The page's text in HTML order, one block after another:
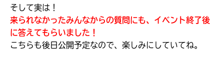
そして実は！
来られなかったみんなからの質問にも、イベント終了後
に答えてもらいました！
こちらも後日公開予定なので、楽しみにしていてね。